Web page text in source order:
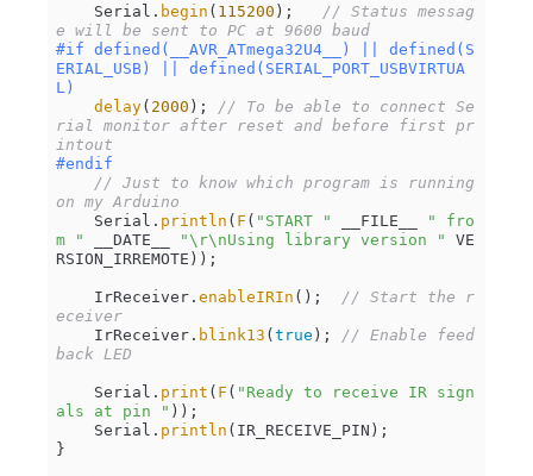
    Serial.
begin ( 115200 );
// Status messag
e will be sent to PC at 9600 baud
#if defined(__AVR_ATmega32U4__) || defined(S
ERIAL_USB) || defined(SERIAL_PORT_USBVIRTUA
L)
delay( 2000 );
// To be able to connect Se
rial monitor after reset and before first pr
intout
#endif
// Just to know which program is running
on my Arduino
    Serial.
println ( F ( "START " __FILE__
" fro
m " __DATE__ "\r\nUsing library version " VE
RSION_IRREMOTE));
    IrReceiver.
enableIRIn ();
// Start the r
eceiver
    IrReceiver.
blink13 (true );
// Enable feed
back LED
    Serial.
print ( F ( "Ready to receive IR sign
als at pin " ));
    Serial.
println (IR_RECEIVE_PIN);
}